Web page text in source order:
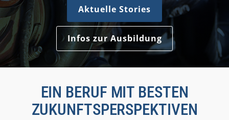
Aktuelle Stories
Infos zur Ausbildung
EIN BERUF MIT BESTEN
ZUKUNFTSPERSPEKTIVEN